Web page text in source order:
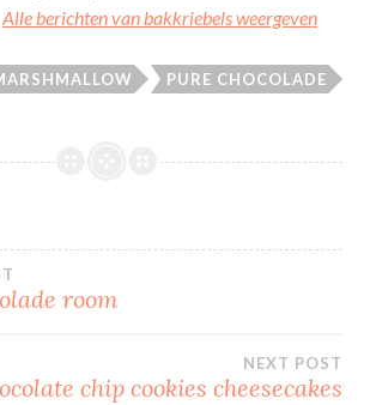
Alle berichten van bakkriebels weergeven
PURE CHOCOLADE
room
NEXT POST
chip cookies cheesecakes